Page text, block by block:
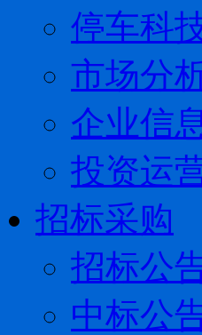
停车科
市场分
企业信
投资运
招标采购
招标公
中标公